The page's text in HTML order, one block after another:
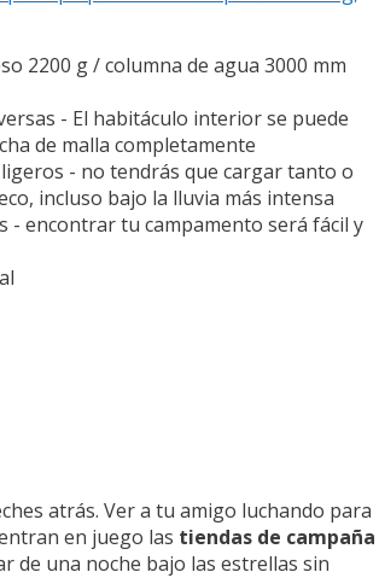
2200 g / columna de agua 3000 mm
- El habitáculo interior se puede
de malla completamente
- no tendrás que cargar tanto o
incluso bajo la lluvia más intensa
- encontrar tu campamento será fácil y
atrás. Ver a tu amigo luchando para
en juego las tiendas de campaña
de una noche bajo las estrellas sin